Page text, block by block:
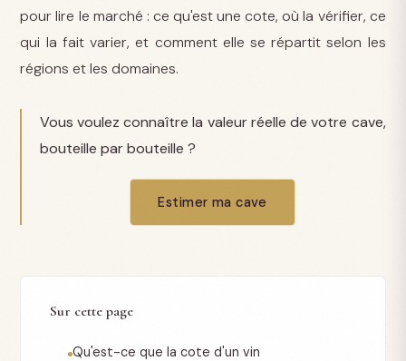
pour lire le marché : ce qu'est une cote, où la vérifier, ce
qui la fait varier, et comment elle se répartit selon les
régions et les domaines.
Vous voulez connaître la valeur réelle de votre cave,
bouteille par bouteille ?
Estimer ma cave
Sur cette page
Qu'est-ce que la cote d'un vin